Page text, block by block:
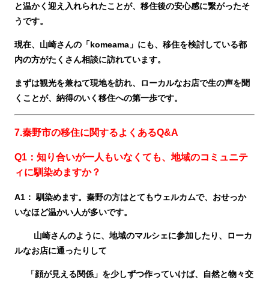
と温かく迎え入れられたことが、移住後の安心感に繋がったそ
うです。
現在、山崎さんの「komeama」にも、移住を検討している都
内の方がたくさん相談に訪れています。
まずは観光を兼ねて現地を訪れ、ローカルなお店で生の声を聞
くことが、納得のいく移住への第一歩です。
7.秦野市の移住に関するよくあるQ&A
Q1：知り合いが一人もいなくても、地域のコミュニテ
ィに馴染めますか？
A1： 馴染めます。秦野の方はとてもウェルカムで、おせっか
いなほど温かい人が多いです。
山崎さんのように、地域のマルシェに参加したり、ローカ
ルなお店に通ったりして
「顔が見える関係」を少しずつ作っていけば、自然と物々交